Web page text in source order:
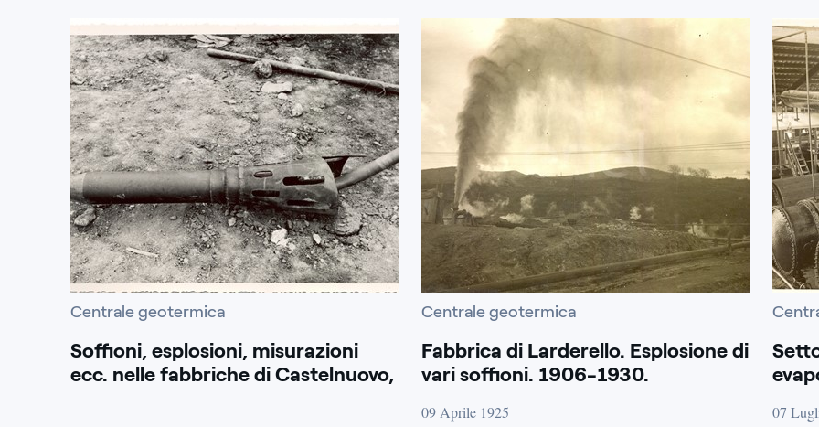
Centrale geotermica
Soffioni, esplosioni, misurazioni
ecc. nelle fabbriche di Castelnuovo,
Centrale geotermica
Fabbrica di Larderello. Esplosione di
vari soffioni. 1906-1930.
09 Aprile 1925 07